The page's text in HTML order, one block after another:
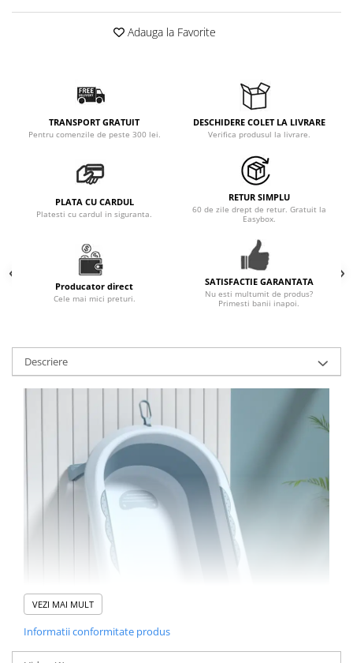
Scaune de masa bebe Adauga la Favorite
TRANSPORT GRATUIT
Pentru comenzile de peste 300 lei.
DESCHIDERE COLET LA LIVRARE
Verifica produsul la livrare.
PLATA CU CARDUL
Platesti cu cardul in siguranta.
RETUR SIMPLU
60 de zile drept de retur. Gratuit la
Easybox.
Producator direct
Cele mai mici preturi.
SATISFACTIE GARANTATA
Nu esti multumit de produs?
Primesti banii inapoi.
Descriere
VEZI MAI MULT
Informatii conformitate produs